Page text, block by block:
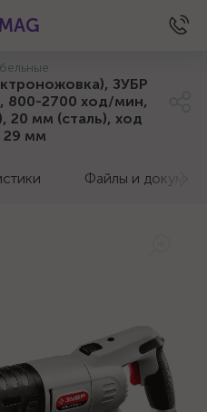
MAG
ЗУБР
800-2700 ход/мин,
20 мм (сталь), ход
29 мм
Файлы и